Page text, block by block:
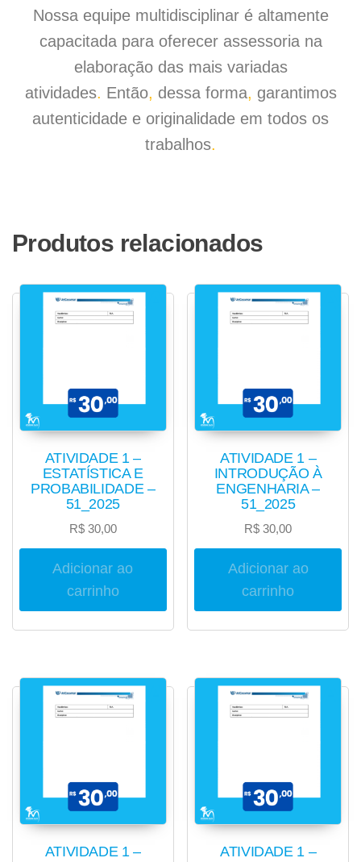
Nossa equipe multidisciplinar é altamente
capacitada para oferecer assessoria na
elaboração das mais variadas
atividades. Então, dessa forma, garantimos
autenticidade e originalidade em todos os
trabalhos.
Produtos relacionados
ATIVIDADE 1 –
ESTATÍSTICA E
PROBABILIDADE –
51_2025
R$30,00
Adicionar ao
carrinho
ATIVIDADE 1 –
INTRODUÇÃO À
ENGENHARIA –
51_2025
R$ 30,00
Adicionar ao
carrinho
ATIVIDADE 1 –
ATIVIDADE 1 –